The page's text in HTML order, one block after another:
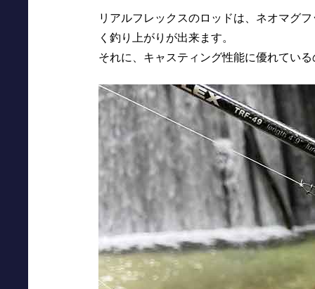
リアルフレックスのロッドは、ネオマグ
く釣り上がりが出来ます。
それに、キャスティング性能に優れてい